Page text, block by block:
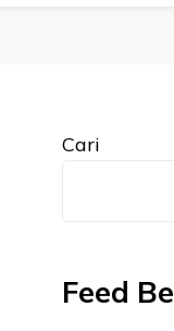
Cari
Feed